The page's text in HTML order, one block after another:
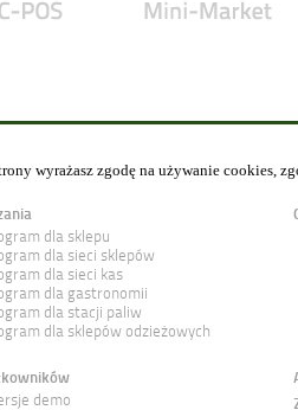
wyrażasz zgodę na używanie cookies,
dla sklepu
dla sieci sklepów
dla sieci kas
dla gastronomii
dla stacji paliw
dla sklepów odzieżowych
demo